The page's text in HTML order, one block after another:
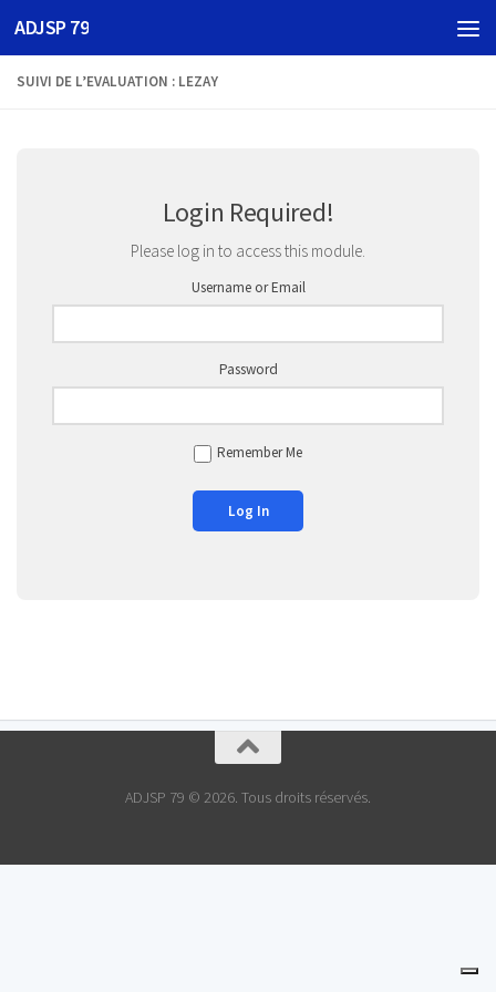
Skip to content
ADJSP 79
SUIVI DE L’EVALUATION : LEZAY
Login Required!
Please log in to access this module.
Username or Email
Password
Remember Me
ADJSP 79 © 2026. Tous droits réservés.